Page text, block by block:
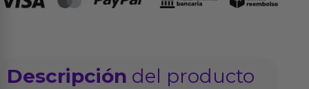
Descripción del producto